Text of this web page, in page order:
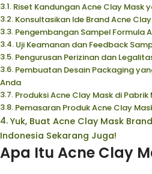
Riset Kandungan Acne Clay Mask
Konsultasikan Ide Brand Acne
Pengembangan Sampel Formula
Uji Keamanan dan Feedback
Pengurusan Perizinan dan
Pembuatan Desain Packaging
Anda
Produksi Acne Clay Mask di
Pemasaran Produk Acne Clay
Yuk, Buat Acne Clay Mask
Indonesia Sekarang Juga!
Apa Itu Acne Clay